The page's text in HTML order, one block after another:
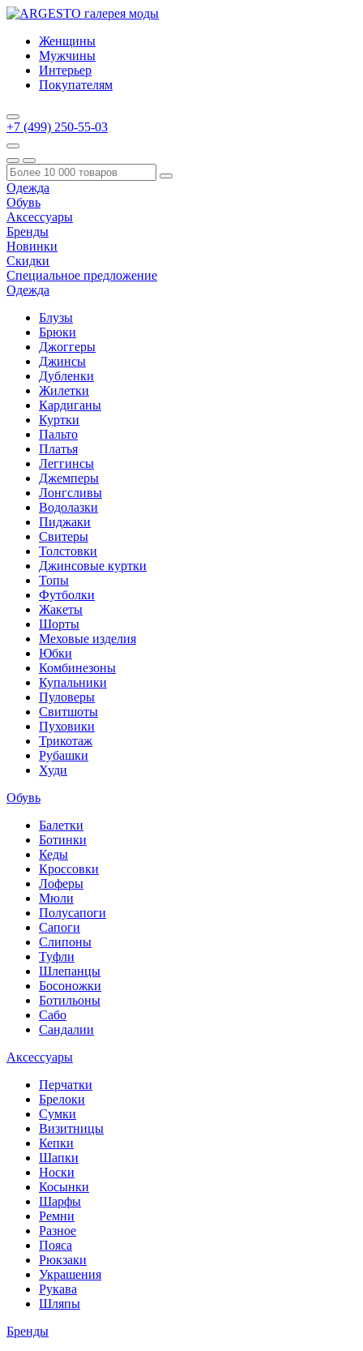
Женщины
Мужчины
Интерьер
Покупателям
+7 (499) 250-55-03
Одежда
Обувь
Аксессуары
Бренды
Новинки
Скидки
Специальное предложение
Одежда
Блузы
Брюки
Джоггеры
Джинсы
Дубленки
Жилетки
Кардиганы
Куртки
Пальто
Платья
Леггинсы
Джемперы
Лонгсливы
Водолазки
Пиджаки
Свитеры
Толстовки
Джинсовые куртки
Топы
Футболки
Жакеты
Шорты
Меховые изделия
Юбки
Комбинезоны
Купальники
Пуловеры
Свитшоты
Пуховики
Трикотаж
Рубашки
Худи
Обувь
Балетки
Ботинки
Кеды
Кроссовки
Лоферы
Мюли
Полусапоги
Сапоги
Слипоны
Туфли
Шлепанцы
Босоножки
Ботильоны
Сабо
Сандалии
Аксессуары
Перчатки
Брелоки
Сумки
Визитницы
Кепки
Шапки
Носки
Косынки
Шарфы
Ремни
Разное
Пояса
Рюкзаки
Украшения
Рукава
Шляпы
Бренды